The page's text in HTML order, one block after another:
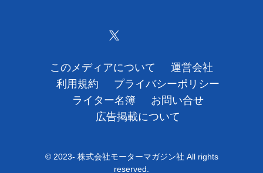
お問い合せ
広告掲載について
このメディアについて
運営会社
利用規約
プライバシーポリシー
ライター名簿
お問い合せ
広告掲載について
© 2023- 株式会社モーターマガジン社 All rights
reserved.